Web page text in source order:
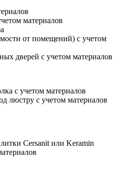
материалов
от помещений) с учетом
дверей с учетом материалов
с учетом материалов
люстру с учетом материалов
Cersanit или Keramin